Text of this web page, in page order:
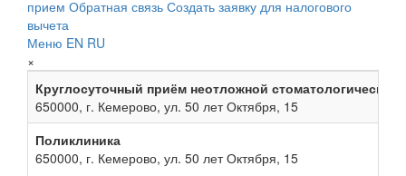
прием Обратная связь Создать заявку для налогового
вычета
Меню EN RU
×
Круглосуточный приём неотложной
650000, г. Кемерово, ул. 50 лет Октября, 15
Поликлиника
650000, г. Кемерово, ул. 50 лет Октября, 15